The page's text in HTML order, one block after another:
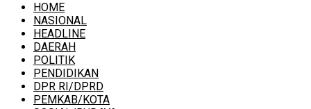
HOME
NASIONAL
HEADLINE
DAERAH
POLITIK
PENDIDIKAN
DPR RI/DPRD
PEMKAB/KOTA